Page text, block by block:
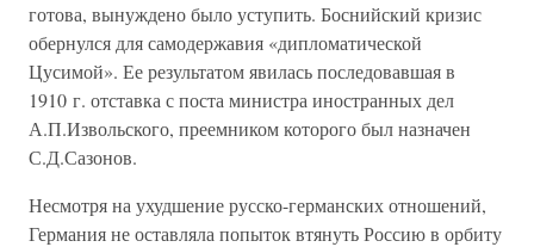
готова, вынуждено было уступить. Боснийский кризис
обернулся для самодержавия «дипломатической
Цусимой». Ее результатом явилась последовавшая в
1910 г. отставка с поста министра иностранных дел
А.П.Извольского, преемником которого был назначен
С.Д.Сазонов.
Несмотря на ухудшение русско-германских отношений,
Германия не оставляла попыток втянуть Россию в орбиту